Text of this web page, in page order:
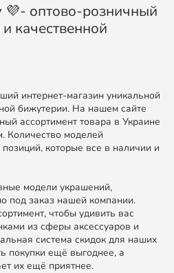
💜- оптово-розничный
качественной
интернет-магазин уникальной
бижутерии. На нашем сайте
ассортимент товара в Украине
Количество моделей
которые все в наличии и
модели украшений,
под заказ нашей компании.
чтобы удивить вас
из сферы аксессуаров и
система скидок для наших
покупки ещё выгоднее, а
их ещё приятнее.